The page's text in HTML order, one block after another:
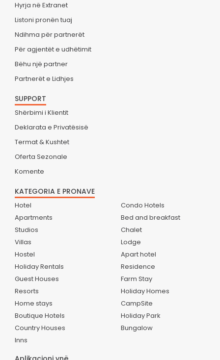
Hyrja në Extranet
Listoni pronën tuaj
Ndihma për partnerët
Për agjentët e udhëtimit
Bëhu një partner
Partnerët e Lidhjes
SUPPORT
Shërbimi i Klientit
Deklarata e Privatësisë
Termat & Kushtet
Oferta Sezonale
Komente
KATEGORIA E PRONAVE
Hotel
Apartments
Studios
Villas
Hostel
Holiday Rentals
Guest Houses
Resorts
Home stays
Boutique Hotels
Country Houses
Inns
Condo Hotels
Bed and breakfast
Chalet
Lodge
Apart hotel
Residence
Farm Stay
Holiday Homes
CampSite
Holiday Park
Bungalow